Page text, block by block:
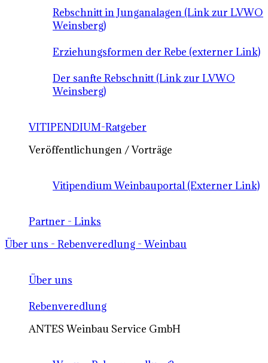
Rebschnitt in Junganalagen (Link zur LVWO
Weinsberg)
Erziehungsformen der Rebe (externer Link)
Der sanfte Rebschnitt (Link zur LVWO
Weinsberg)
VITIPENDIUM-Ratgeber
Veröffentlichungen / Vorträge
Vitipendium Weinbauportal (Externer Link)
Partner - Links
Über uns - Rebenveredlung - Weinbau
Über uns
Rebenveredlung
ANTES Weinbau Service GmbH